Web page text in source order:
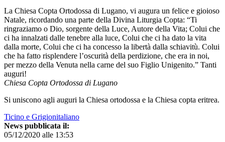
La Chiesa Copta Ortodossa di Lugano, vi augura un felice e gioioso
Natale, ricordando una parte della Divina Liturgia Copta: “Ti
ringraziamo o Dio, sorgente della Luce, Autore della Vita; Colui che
ci ha innalzati dalle tenebre alla luce, Colui che ci ha dato la vita
dalla morte, Colui che ci ha concesso la libertà dalla schiavitù. Colui
che ha fatto risplendere l’oscurità della perdizione, che era in noi,
per mezzo della Venuta nella carne del suo Figlio Unigenito.” Tanti
auguri!
Chiesa Copta Ortodossa di Lugano
Si uniscono agli auguri la Chiesa ortodossa e la Chiesa copta eritrea.
Ticino e Grigionitaliano
News pubblicata il:
05/12/2020 alle 13:53